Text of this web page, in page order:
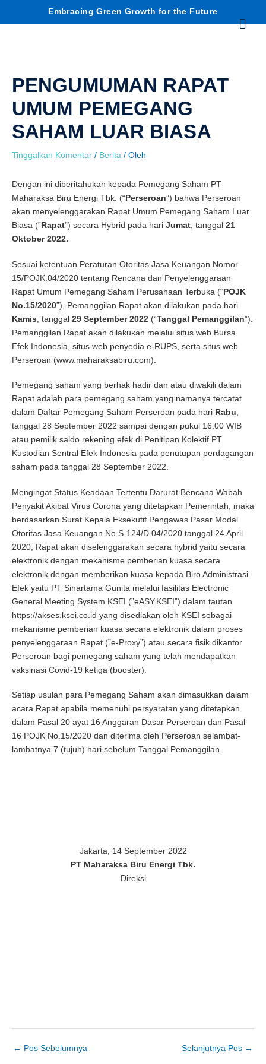
Embracing Green Growth for the Future
Menu
PENGUMUMAN RAPAT
UMUM PEMEGANG
SAHAM LUAR BIASA
Tinggalkan Komentar / Berita / Oleh
Dengan ini diberitahukan kepada Pemegang Saham PT
Maharaksa Biru Energi Tbk. (“Perseroan”) bahwa Perseroan
akan menyelenggarakan Rapat Umum Pemegang Saham Luar
Biasa (”Rapat”) secara Hybrid pada hari Jumat , tanggal 21
Oktober 2022.
Sesuai ketentuan Peraturan Otoritas Jasa Keuangan Nomor
15/POJK.04/2020 tentang Rencana dan Penyelenggaraan
Rapat Umum Pemegang Saham Perusahaan Terbuka (“POJK
No.15/2020”), Pemanggilan Rapat akan dilakukan pada hari
Kamis , tanggal 29 September 2022 (“Tanggal Pemanggilan”).
Pemanggilan Rapat akan dilakukan melalui situs web Bursa
Efek Indonesia, situs web penyedia e-RUPS, serta situs web
Perseroan (www.maharaksabiru.com).
Pemegang saham yang berhak hadir dan atau diwakili dalam
Rapat adalah para pemegang saham yang namanya tercatat
dalam Daftar Pemegang Saham Perseroan pada hari Rabu
tanggal 28 September 2022 sampai dengan pukul 16.00 WIB
atau pemilik saldo rekening efek di Penitipan Kolektif PT
Kustodian Sentral Efek Indonesia pada penutupan perdagangan
saham pada tanggal 28 September 2022.
Mengingat Status Keadaan Tertentu Darurat Bencana Wabah
Penyakit Akibat Virus Corona yang ditetapkan Pemerintah, maka
berdasarkan Surat Kepala Eksekutif Pengawas Pasar Modal
Otoritas Jasa Keuangan No.S-124/D.04/2020 tanggal 24 April
2020, Rapat akan diselenggarakan secara hybrid yaitu secara
elektronik dengan mekanisme pemberian kuasa secara
elektronik dengan memberikan kuasa kepada Biro Administrasi
Efek yaitu PT Sinartama Gunita melalui fasilitas Electronic
General Meeting System KSEI (”eASY.KSEI”) dalam tautan
https://akses.ksei.co.id yang disediakan oleh KSEI sebagai
mekanisme pemberian kuasa secara elektronik dalam proses
penyelenggaraan Rapat (”e-Proxy”) atau secara fisik dikantor
Perseroan bagi pemegang saham yang telah mendapatkan
vaksinasi Covid-19 ketiga (booster).
Setiap usulan para Pemegang Saham akan dimasukkan dalam
acara Rapat apabila memenuhi persyaratan yang ditetapkan
dalam Pasal 20 ayat 16 Anggaran Dasar Perseroan dan Pasal
16 POJK No.15/2020 dan diterima oleh Perseroan selambat-
lambatnya 7 (tujuh) hari sebelum Tanggal Pemanggilan.
Jakarta, 14 September 2022
PT Maharaksa Biru Energi Tbk.
Direksi
← Pos Sebelumnya Selanjutnya Pos →